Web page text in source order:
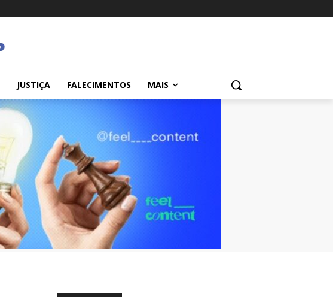
JUSTIÇA FALECIMENTOS MAIS